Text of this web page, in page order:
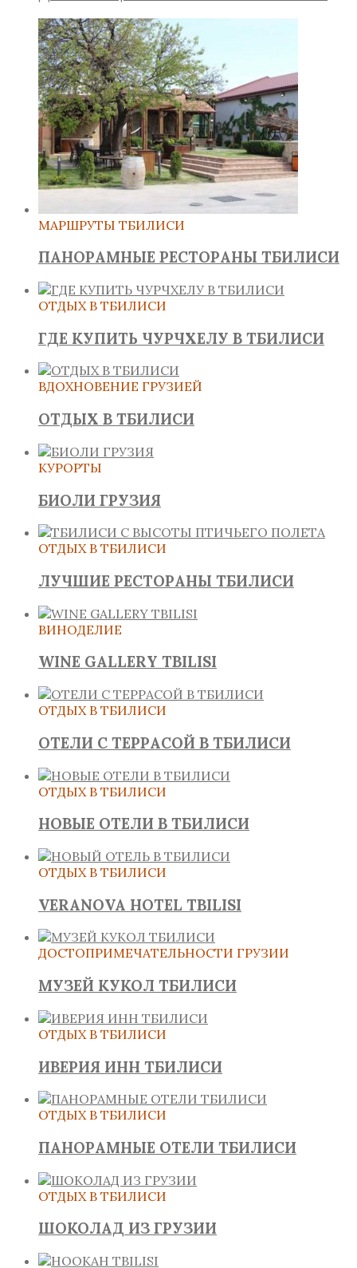
МАРШРУТЫ ТБИЛИСИ
ПАНОРАМНЫЕ РЕСТОРАНЫ ТБИЛИСИ
ОТДЫХ В ТБИЛИСИ
ГДЕ КУПИТЬ ЧУРЧХЕЛУ В ТБИЛИСИ
ВДОХНОВЕНИЕ ГРУЗИЕЙ
ОТДЫХ В ТБИЛИСИ
КУРОРТЫ
БИОЛИ ГРУЗИЯ
ОТДЫХ В ТБИЛИСИ
ЛУЧШИЕ РЕСТОРАНЫ ТБИЛИСИ
ВИНОДЕЛИЕ
WINE GALLERY TBILISI
ОТДЫХ В ТБИЛИСИ
ОТЕЛИ С ТЕРРАСОЙ В ТБИЛИСИ
ОТДЫХ В ТБИЛИСИ
НОВЫЕ ОТЕЛИ В ТБИЛИСИ
ОТДЫХ В ТБИЛИСИ
VERANOVA HOTEL TBILISI
ДОСТОПРИМЕЧАТЕЛЬНОСТИ ГРУЗИИ
МУЗЕЙ КУКОЛ ТБИЛИСИ
ОТДЫХ В ТБИЛИСИ
ИВЕРИЯ ИНН ТБИЛИСИ
ОТДЫХ В ТБИЛИСИ
ПАНОРАМНЫЕ ОТЕЛИ ТБИЛИСИ
ОТДЫХ В ТБИЛИСИ
ШОКОЛАД ИЗ ГРУЗИИ